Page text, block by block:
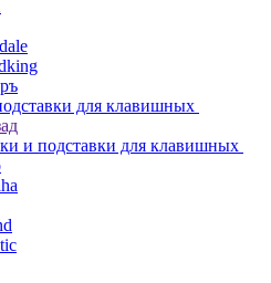
для клавишных
и подставки для клавишных